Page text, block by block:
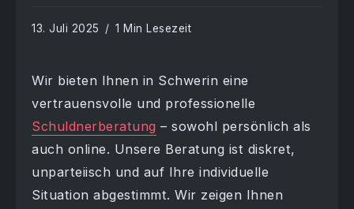
13. Juli 2025 1 Min Lesezeit
Wir bieten Ihnen in Schwerin eine
vertrauensvolle und professionelle
Schuldnerberatung – sowohl persönlich als
auch online. Unsere Beratung ist diskret,
unparteiisch und auf Ihre individuelle
Situation abgestimmt. Wir zeigen Ihnen